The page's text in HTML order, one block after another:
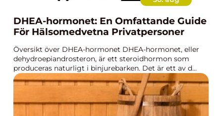
DHEA-hormonet: En Omfattande Guide
För Hälsomedvetna Privatpersoner
Översikt över DHEA-hormonet DHEA-hormonet, eller
dehydroepiandrosteron, är ett steroidhormon som
produceras naturligt i binjurebarken. Det är ett av d...